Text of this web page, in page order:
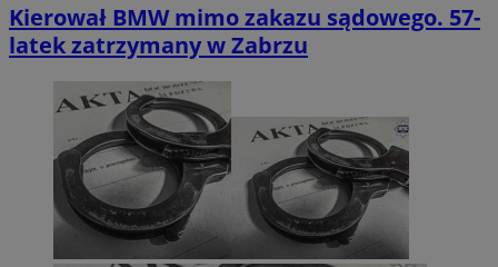
Kierował BMW mimo zakazu sądowego. 57-
latek zatrzymany w Zabrzu